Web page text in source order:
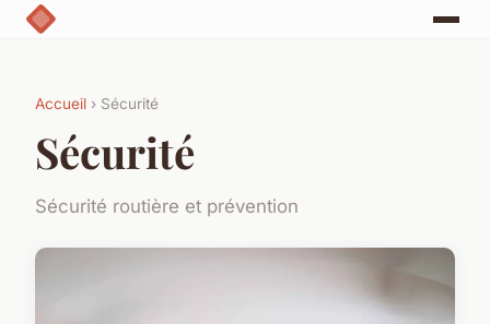
Accueil › Sécurité
Sécurité
Sécurité routière et prévention